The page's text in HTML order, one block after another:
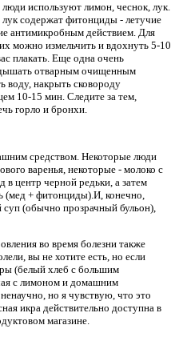
используют лимон, чеснок, лук.
содержат фитонциды - летучие
антимикробным действием. Для
можно измельчить и вдохнуть 5-10
плакать. Еще одна очень
отварным очищенным
воду, накрыть сковороду
10-15 мин. Следите за тем,
горло и бронхи.
средством. Некоторые люди
варенья, некоторые - молоко с
центр черной редьки, а затем
+ фитонциды).И, конечно,
(обычно прозрачный бульон),
во время болезни также
вы не хотите есть, но если
(белый хлеб с большим
с лимоном и домашним
но я чувствую, что это
икра действительно доступна в
магазине.